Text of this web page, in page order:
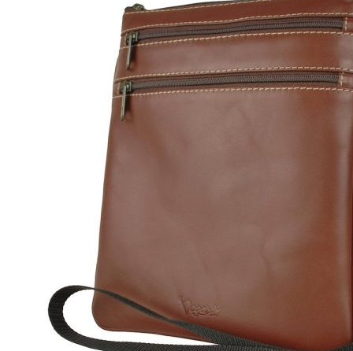
Kožené opasky a remene
Kožené opasky s brzdou
Automatické opasky 3cm
Automatické opasky 3.5cm
Klasické kožené opasky
Klasické kožené opasky – Limited
Kožené opasky viazané šatkou
Automatické kovové pracky
Automatické kožené remene
Brzdové kovové pracky
Brzdové kožené remene
Klasické kovové pracky
Klasické kožené remene
Dámske výrobky
Dámske ruksaky
Dámske vizitkáre
Dámske spisovky
Dámske zápisníky